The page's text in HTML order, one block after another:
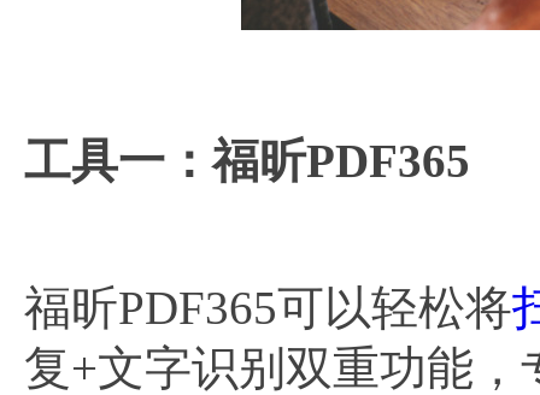
工具一：福昕PDF365
福昕PDF365可以轻松将
复+文字识别双重功能